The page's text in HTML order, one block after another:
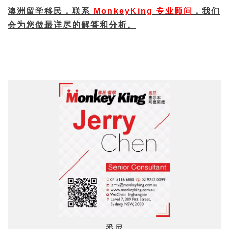
澳洲留学移民，联系 MonkeyKing 专业顾问 ， 我们
会为您做最详尽的解答和分析。